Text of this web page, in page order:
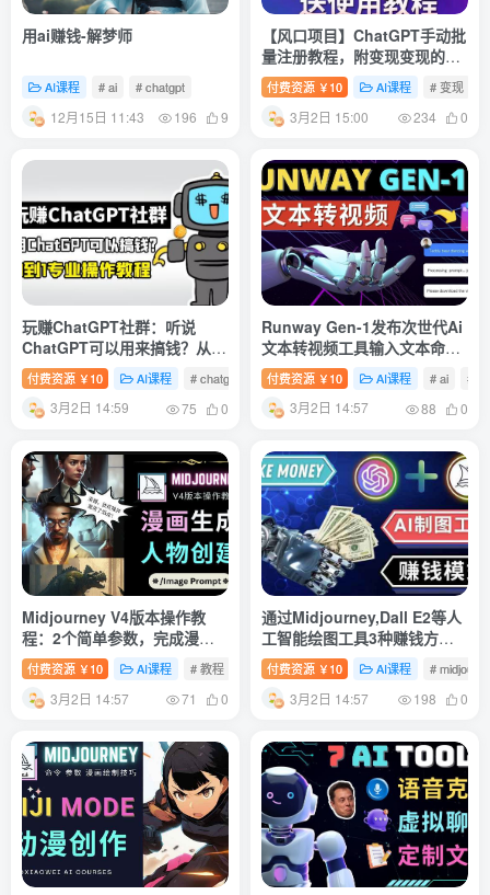
用ai赚钱-解梦师
AI课程 # ai # chatgpt
12月15日 11:43 196 9
【风口项目】ChatGPT手动批
量注册教程，附变现变现的方
式+变现的渠道
付费资源 ￥ 10 AI课程 # 变现
3月2日 15:00 234 0
玩赚ChatGPT社群：听说
ChatGPT可以用来搞钱？从0
到1保姆级教程
付费资源 ￥ 10 AI课程 # chatgpt # 社群 # 搞钱
3月2日 14:59 75 0
Runway Gen-1发布次世代Ai
文本转视频工具输入文本命令
生成多种类型视频
付费资源 ￥ 10 AI课程 # ai #
3月2日 14:57 88 0
Midjourney V4版本操作教
程：2个简单参数，完成漫画
生成，人物创建
付费资源 ￥ 10 AI课程 # 教程 # 漫画 # midjourney
3月2日 14:57 71 0
通过Midjourney,Dall E2等人
工智能绘图工具3种赚钱方法
操作简单无需基础
付费资源 ￥ 10 AI课程 #
3月2日 14:57 198 0